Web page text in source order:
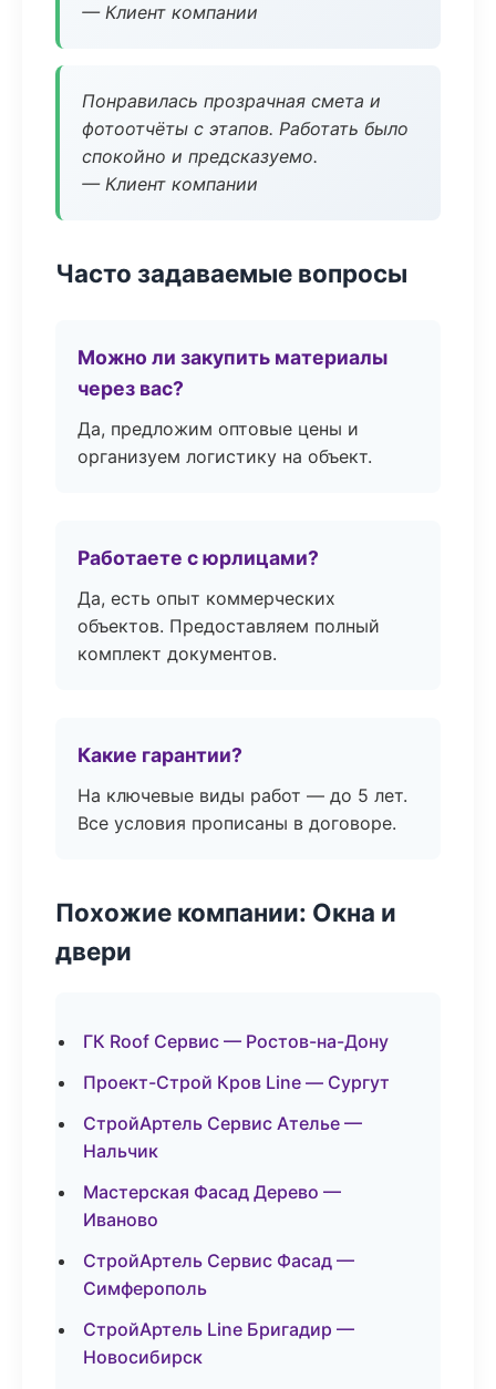
— Клиент компании
Понравилась прозрачная смета и
фотоотчёты с этапов. Работать было
спокойно и предсказуемо.
— Клиент компании
Часто задаваемые вопросы
Можно ли закупить материалы
через вас?
Да, предложим оптовые цены и
организуем логистику на объект.
Работаете с юрлицами?
Да, есть опыт коммерческих
объектов. Предоставляем полный
комплект документов.
Какие гарантии?
На ключевые виды работ — до 5 лет.
Все условия прописаны в договоре.
Похожие компании: Окна и
двери
ГК Roof Сервис — Ростов-на-Дону
Проект-Строй Кров Line — Сургут
СтройАртель Сервис Ателье —
Нальчик
Мастерская Фасад Дерево —
Иваново
СтройАртель Сервис Фасад —
Симферополь
СтройАртель Line Бригадир —
Новосибирск